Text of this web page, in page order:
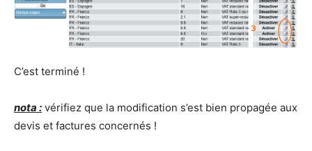
C’est terminé !
nota : vérifiez que la modification s’est bien propagée aux
devis et factures concernés !